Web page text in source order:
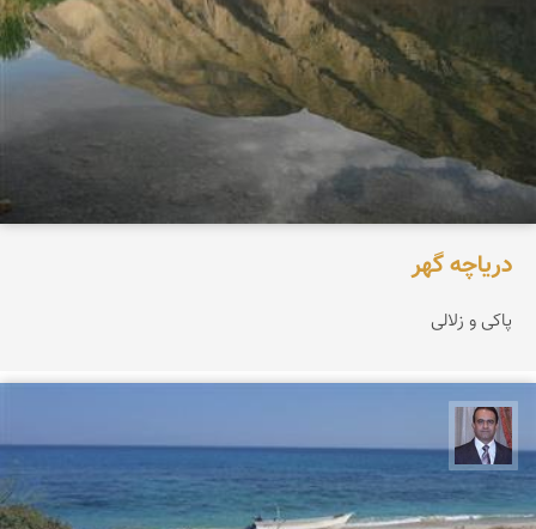
دریاچه گهر
پاکی و زلالی